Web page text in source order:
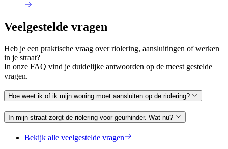
Veelgestelde vragen
Heb je een praktische vraag over riolering, aansluitingen of werken
in je straat?
In onze FAQ vind je duidelijke antwoorden op de meest gestelde
vragen.
Hoe weet ik of ik mijn woning moet aansluiten op de riolering?
In mijn straat zorgt de riolering voor geurhinder. Wat nu?
Bekijk alle veelgestelde vragen